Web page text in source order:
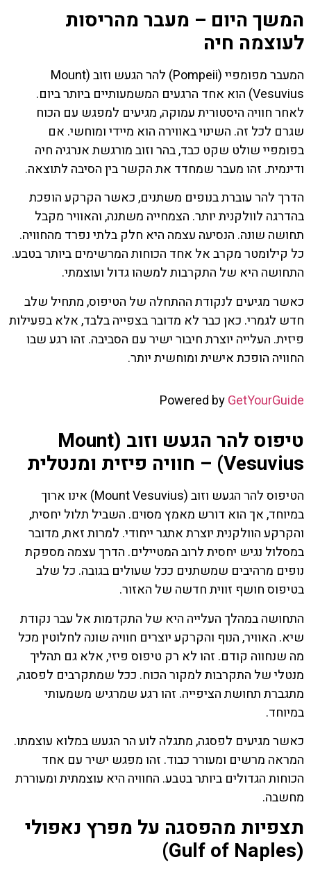
המשך היום – מעבר מהריסות
לעוצמה חיה
המעבר מפומפיי (Pompeii) להר הגעש וזוב (Mount
Vesuvius) הוא אחד הרגעים המשמעותיים ביותר ביום.
לאחר חוויה היסטורית עמוקה, מגיעים למפגש עם הכוח
שגרם לכל זה. השינוי באווירה הוא מיידי ומוחשי. אם
בפומפיי שולט שקט כבד, בהר וזוב מורגשת אנרגיה חיה
ודינמית. זהו מעבר שמחדד את הקשר בין הסיבה לתוצאה.
הדרך להר עוברת בנופים משתנים, כאשר הקרקע הופכת
בהדרגה לוולקנית יותר. הצמחייה משתנה, והאוויר מקבל
תחושה שונה. הנסיעה עצמה היא חלק בלתי נפרד מהחוויה.
כל קילומטר מקרב אל אחד הכוחות המרשימים ביותר בטבע.
התחושה היא של התקרבות למשהו גדול ועוצמתי.
כאשר מגיעים לנקודת ההתחלה של הטיפוס, מתחיל שלב
חדש לגמרי. כאן כבר לא מדובר בצפייה בלבד, אלא בפעילות
פיזית. העלייה יוצרת חיבור ישיר עם הסביבה. זהו רגע שבו
החוויה הופכת אישית ומוחשית יותר.
Powered byGetYourGuide
טיפוס להר הגעש וזוב (Mount
Vesuvius) – חוויה פיזית ומנטלית
הטיפוס להר הגעש וזוב (Mount Vesuvius) אינו ארוך
במיוחד, אך הוא דורש מאמץ מסוים. השביל תלול יחסית,
והקרקע הוולקנית יוצרת אתגר ייחודי. למרות זאת, מדובר
במסלול נגיש יחסית לרוב המטיילים. הדרך עצמה מספקת
נופים מרהיבים שמשתנים ככל שעולים בגובה. כל שלב
בטיפוס חושף זווית חדשה של האזור.
התחושה במהלך העלייה היא של התקדמות אל עבר נקודת
שיא. האוויר, הנוף והקרקע יוצרים חוויה שונה לחלוטין מכל
מה שנחווה קודם. זהו לא רק טיפוס פיזי, אלא גם תהליך
מנטלי של התקרבות למקור הכוח. ככל שמתקרבים לפסגה,
מתגברת תחושת הציפייה. זהו רגע שמרגיש משמעותי
במיוחד.
כאשר מגיעים לפסגה, מתגלה לוע הר הגעש במלוא עוצמתו.
המראה מרשים ומעורר כבוד. זהו מפגש ישיר עם אחד
הכוחות הגדולים ביותר בטבע. החוויה היא עוצמתית ומעוררת
מחשבה.
תצפיות מהפסגה על מפרץ נאפולי
(Gulf of Naples)